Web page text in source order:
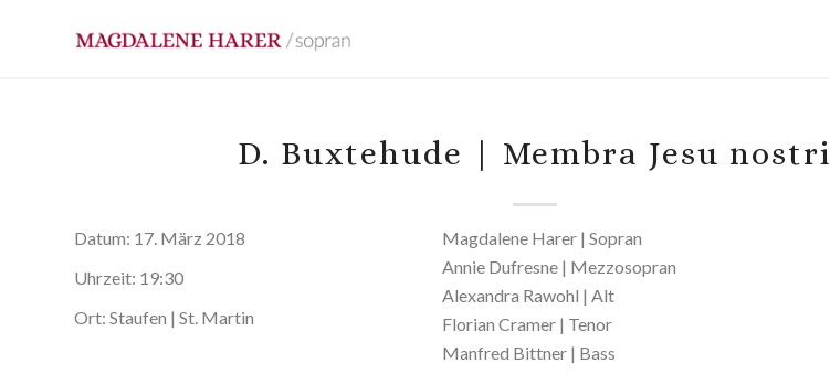
D. Buxtehude | Membra Jesu nostri
Datum: 17. März 2018
Uhrzeit: 19:30
Ort: Staufen | St. Martin
Magdalene Harer | Sopran
Annie Dufresne | Mezzosopran
Alexandra Rawohl | Alt
Florian Cramer | Tenor
Manfred Bittner | Bass